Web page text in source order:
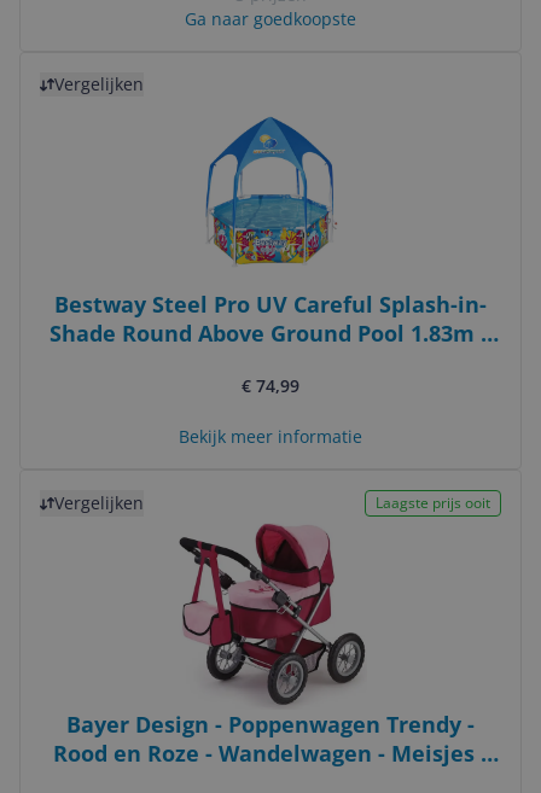
Ga naar goedkoopste
Vergelijken
Bestway Steel Pro UV Careful Splash-in-
Shade Round Above Ground Pool 1.83m x
€ 74,99
Bekijk meer informatie
Vergelijken Laagste prijs ooit
Bayer Design - Poppenwagen Trendy -
Rood en Roze - Wandelwagen - Meisjes -